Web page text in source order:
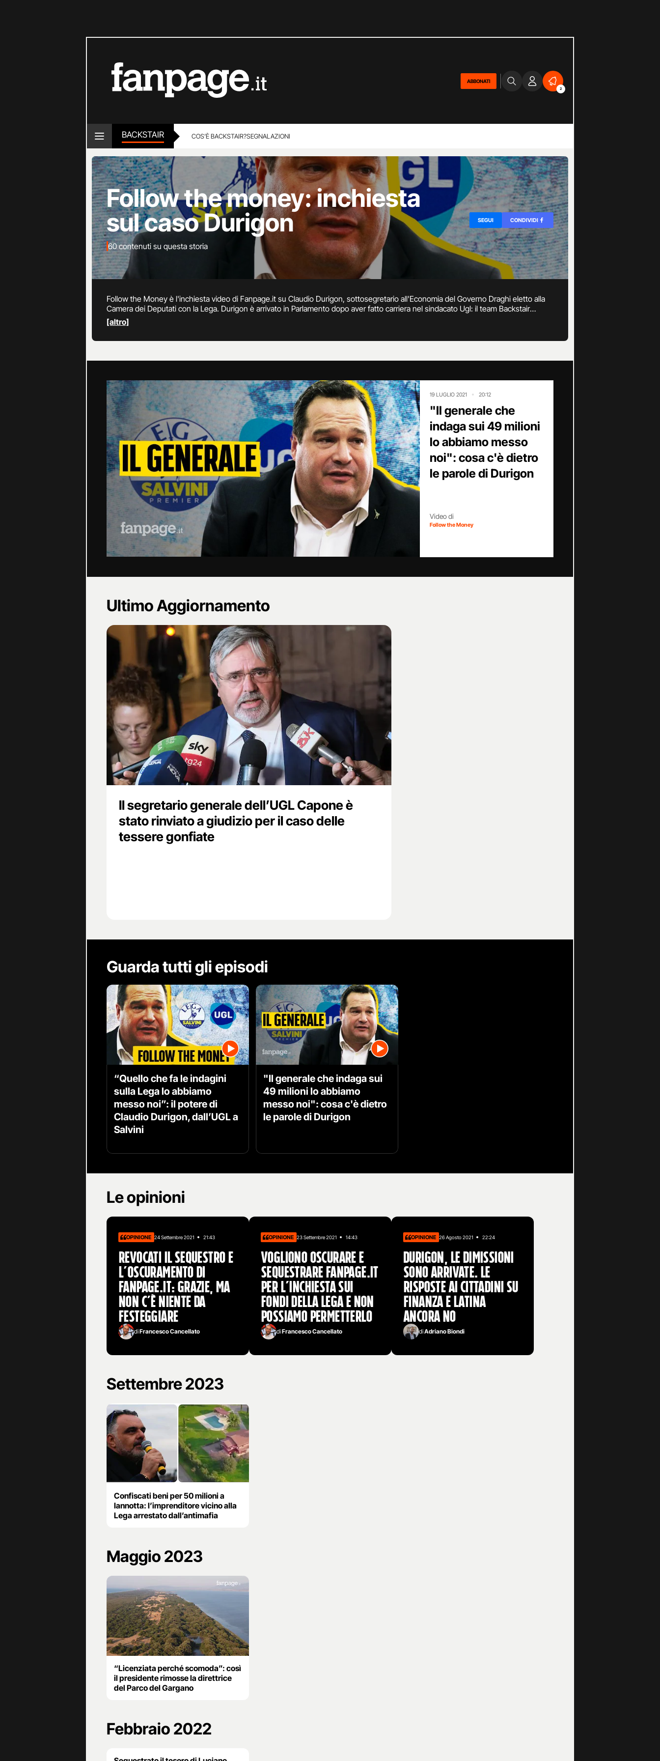
ABBONATI
2
BACKSTAIR COS’È BACKSTAIR?SEGNALAZIONI
Follow the money: inchiesta
sul caso Durigon
60 contenuti su questa storia
SEGUI CONDIVIDI
Follow the Money è l'inchiesta video di Fanpage.it su Claudio Durigon, sottosegretario all'Economia del Governo Draghi eletto alla
Camera dei Deputati con la Lega. Durigon è arrivato in Parlamento dopo aver fatto carriera nel sindacato Ugl: il team Backstair
ricostruisce i legami tra la Lega di Salvini e Durigon, il quale ammette che è il suo partito ad aver nominato il generale della Guardia di
Finanza che sta indagando sul caso dei 49 milioni.
[altro]
19 LUGLIO 2021 20:12
"Il generale che
indaga sui 49 milioni
lo abbiamo messo
noi": cosa c'è dietro
le parole di Durigon
Video di
Follow the Money
Ultimo Aggiornamento
Il segretario generale dell’UGL Capone è
stato rinviato a giudizio per il caso delle
tessere gonfiate
Guarda tutti gli episodi
“Quello che fa le indagini
sulla Lega lo abbiamo
messo noi”: il potere di
Claudio Durigon, dall’UGL a
Salvini
"Il generale che indaga sui
49 milioni lo abbiamo
messo noi": cosa c'è dietro
le parole di Durigon
Le opinioni
OPINIONE 24 Settembre 2021 21:43
Revocati il sequestro e
l’oscuramento di
Fanpage.it: grazie, ma
non c’è niente da
festeggiare
diFrancesco Cancellato
OPINIONE 23 Settembre 2021 14:43
Vogliono oscurare e
sequestrare Fanpage.it
per l’inchiesta sui
fondi della Lega e non
possiamo permetterlo
diFrancesco Cancellato
OPINIONE 26 Agosto 2021 22:24
Durigon, le dimissioni
sono arrivate. Le
risposte ai cittadini su
Finanza e Latina
ancora no
diAdriano Biondi
Settembre 2023
Confiscati beni per 50 milioni a
Iannotta: l’imprenditore vicino alla
Lega arrestato dall’antimafia
Maggio 2023
“Licenziata perché scomoda”: così
il presidente rimosse la direttrice
del Parco del Gargano
Febbraio 2022